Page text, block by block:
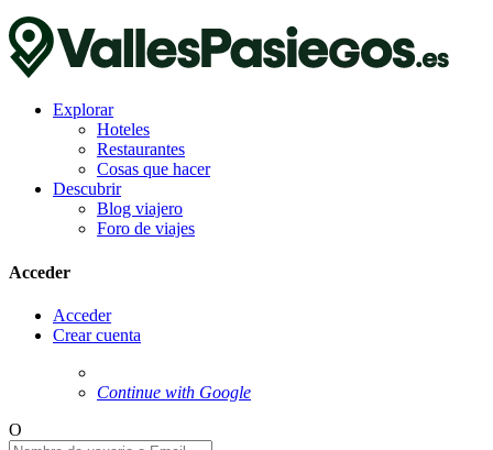
Explorar
Hoteles
Restaurantes
Cosas que hacer
Descubrir
Blog viajero
Foro de viajes
Acceder
Acceder
Crear cuenta
Continue with Google
O